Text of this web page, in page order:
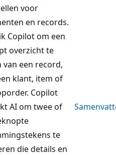
voor
en records.
Copilot om een
overzicht te
van een record,
klant, item of
Copilot
AI om twee of
te
die details en